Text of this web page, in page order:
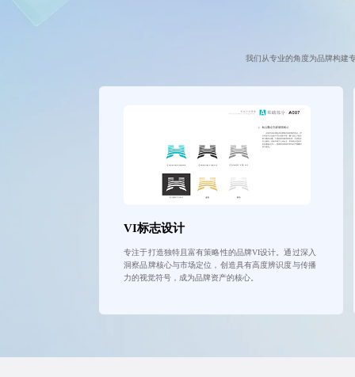
我们从专业的角度为品牌构建
VI标志设计
专注于打造独特且富有策略性的品牌VI设计。通过深入
洞察品牌核心与市场定位，创造具有高度辨识度与传播
力的视觉符号，成为品牌资产的核心。